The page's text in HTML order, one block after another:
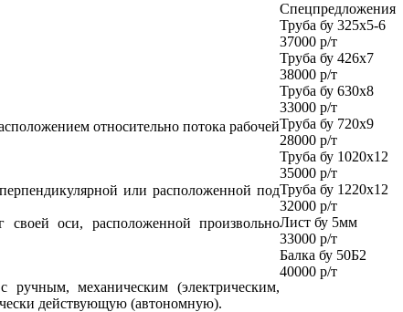
относительно потока рабочей
или расположенной под
оси, расположенной произвольно
ручным, механическим (электрическим,
действующую (автономную).
Спецпредложения
Труба бу 325х5-6
37000 р/т
Труба бу 426х7
38000 р/т
Труба бу 630х8
33000 р/т
Труба бу 720х9
28000 р/т
Труба бу 1020х12
35000 р/т
Труба бу 1220х12
32000 р/т
Лист бу 5мм
33000 р/т
Балка бу 50Б2
40000 р/т